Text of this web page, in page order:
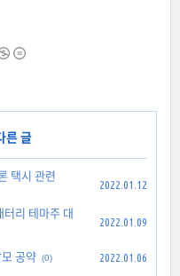
른 글
택시 관련
2022.01.12
터리 테마주 대
2022.01.09
공약 (0) 2022.01.06